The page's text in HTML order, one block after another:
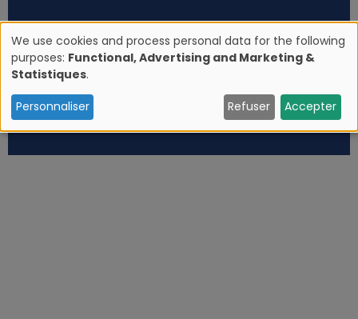
U
s
We use cookies and process personal data for the following
purposes: Functional, Advertising and Marketing &
Statistiques.
Personnaliser Refuser Accepter